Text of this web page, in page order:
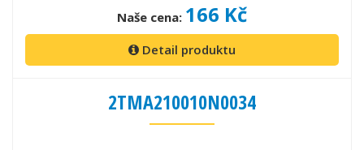
Naše cena: 166 Kč
Detail produktu
2TMA210010N0034